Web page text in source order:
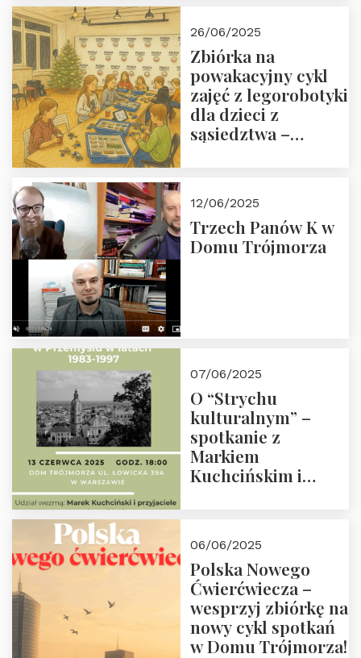
26/06/2025
Zbiórka na
powakacyjny cykl
zajęć z legorobotyki
dla dzieci z
sąsiedztwa –
Fundacji
12/06/2025
Trzech Panów K w
Domu Trójmorza
07/06/2025
O “Strychu
kulturalnym” –
spotkanie z
Markiem
Kuchcińskim i
18:00
06/06/2025
Polska Nowego
Ćwierćwiecza –
wesprzyj zbiórkę na
nowy cykl spotkań
w Domu Trójmorza!